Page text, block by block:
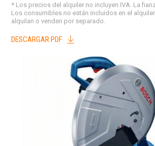
* Los precios del alquiler no incluyen IVA. La
Los consumibles no están incluidos en el
alquilan o venden por separado.
DESCARGAR PDF